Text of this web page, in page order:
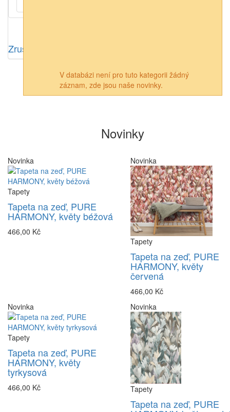
Zrušit výběr
V databázi není pro tuto kategorii žádný
záznam, zde jsou naše novinky.
Novinky
Novinka
Tapety
Tapeta na zeď, PURE
HARMONY, květy béžová
466,00 Kč
Novinka
Tapety
Tapeta na zeď, PURE
HARMONY, květy
červená
466,00 Kč
Novinka
Tapety
Tapeta na zeď, PURE
HARMONY, květy
tyrkysová
466,00 Kč
Novinka
Tapety
Tapeta na zeď, PURE